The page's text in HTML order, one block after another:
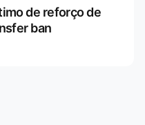
de reforço de
ban